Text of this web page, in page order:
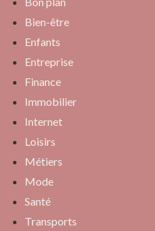
Bien-être
Enfants
Entreprise
Finance
Immobilier
Internet
Loisirs
Métiers
Mode
Santé
Transports